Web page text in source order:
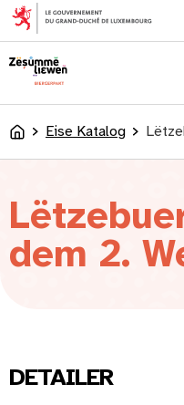
content
AccueilEise Katalog
dem 2.
DETAILER